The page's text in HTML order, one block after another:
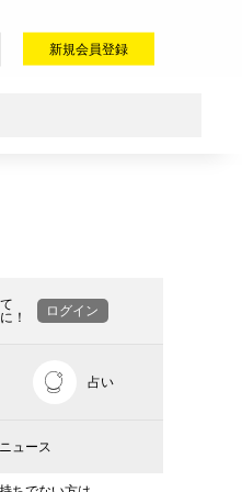
新規会員登録
！
ログイン
占い
ュース